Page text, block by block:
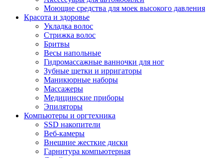
Моющие средства для моек высокого давления
Красота и здоровье
Укладка волос
Стрижка волос
Бритвы
Весы напольные
Гидромассажные ванночки для ног
Зубные щетки и ирригаторы
Маникюрные наборы
Массажеры
Медицинские приборы
Эпиляторы
Компьютеры и оргтехника
SSD накопители
Веб-камеры
Внешние жесткие диски
Гарнитура компьютерная